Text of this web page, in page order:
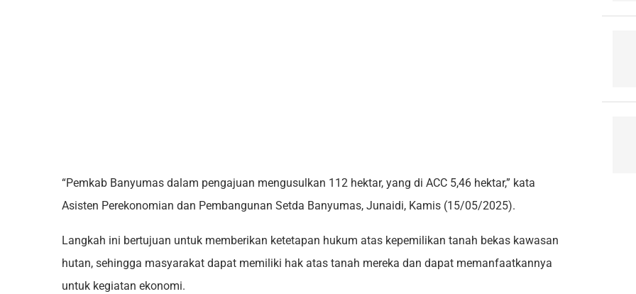
“Pemkab Banyumas dalam pengajuan mengusulkan 112 hektar, yang di ACC 5,46 hektar,” kata
Asisten Perekonomian dan Pembangunan Setda Banyumas, Junaidi, Kamis (15/05/2025).
Langkah ini bertujuan untuk memberikan ketetapan hukum atas kepemilikan tanah bekas kawasan
hutan, sehingga masyarakat dapat memiliki hak atas tanah mereka dan dapat memanfaatkannya
untuk kegiatan ekonomi.